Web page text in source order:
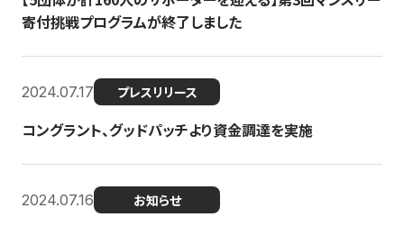
寄付挑戦プログラムが終了しました
2024.07.17 プレスリリース
コングラント、グッドパッチより資金調達を実施
2024.07.16 お知らせ